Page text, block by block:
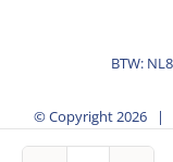
BTW:
© Copyright2026 |